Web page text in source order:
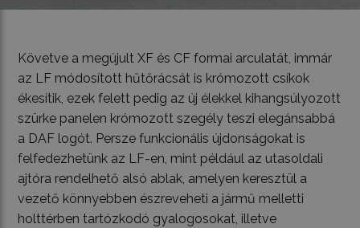
Követve a megújult XF és CF formai arculatát, immár
az LF módosított hűtőrácsát is krómozott csíkok
ékesítik, ezek felett pedig az új élekkel kihangsúlyozott
szürke panelen krómozott szegély teszi elegánsabbá
a DAF logót. Persze funkcionális újdonságokat is
felfedezhetünk az LF-en, mint például az utasoldali
ajtóra rendelhető alsó ablak, amelyen keresztül a
vezető könnyebben észreveheti a jármű melletti
holttérben tartózkodó gyalogosokat, illetve